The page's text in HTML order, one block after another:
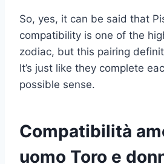
So, yes, it can be said that
compatibility is one of the
zodiac, but this pairing
It’s just like they complete
possible sense.
Compatibilità
uomo Toro e